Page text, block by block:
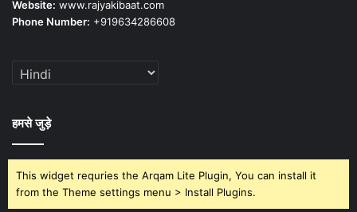
Website: www.rajyakibaat.com
Phone Number: +919634286608
हमसे जुड़े
This widget requries the Arqam Lite Plugin, You can install it
from the Theme settings menu > Install Plugins.